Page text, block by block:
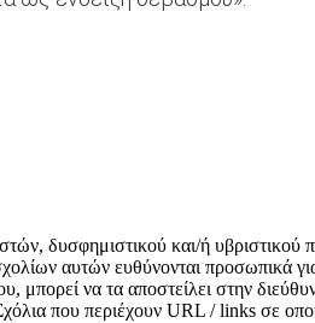
δυσφημιστικού και/ή υβριστικού
αυτών ευθύνονται προσωπικά
μπορεί να τα αποστείλει στην
που περιέχουν URL / links σε